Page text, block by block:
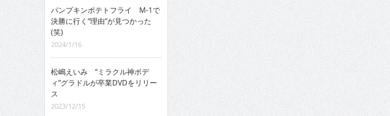
パンプキンポテトフライ M-1で
決勝に行く“理由”が見つかった
(笑)
2024/1/16
松嶋えいみ “ミラクル神ボデ
ィ”グラドルが卒業DVDをリリー
ス
2023/12/15